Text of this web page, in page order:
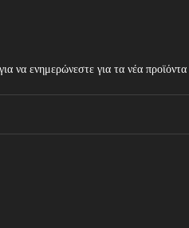
ενημερώνεστε για τα νέα προϊόντα